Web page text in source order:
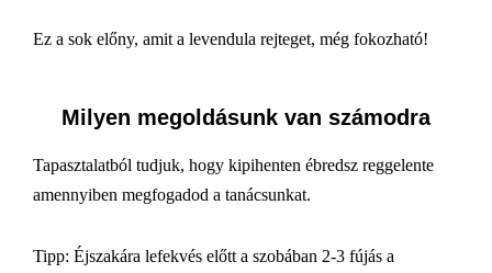
Ez a sok előny, amit a levendula rejteget, még fokozható!
Milyen megoldásunk van számodra
Tapasztalatból tudjuk, hogy kipihenten ébredsz reggelente
amennyiben megfogadod a tanácsunkat.
Tipp: Éjszakára lefekvés előtt a szobában 2-3 fújás a